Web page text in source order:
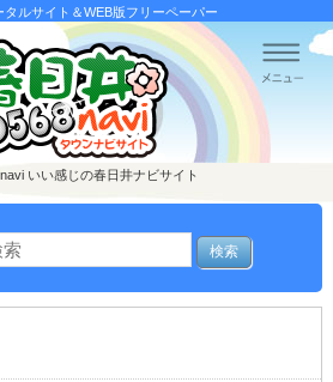
タルサイト＆WEB版フリーペーパー
いい感じの春日井ナビサイト